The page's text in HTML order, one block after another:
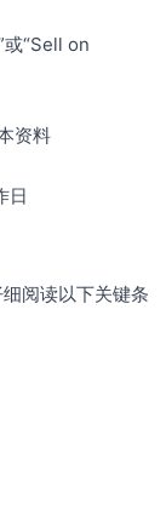
“Sell on
资料
日
阅读以下关键条